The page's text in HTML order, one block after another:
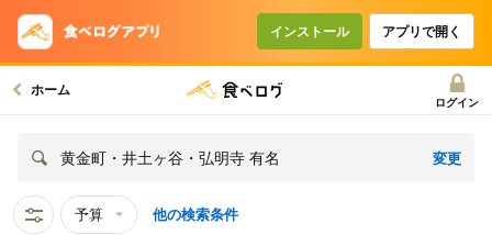
インストール アプリで開く
ホーム
ログイン
黄金町・井土ヶ谷・弘明寺 有名 変更
予算 他の検索条件